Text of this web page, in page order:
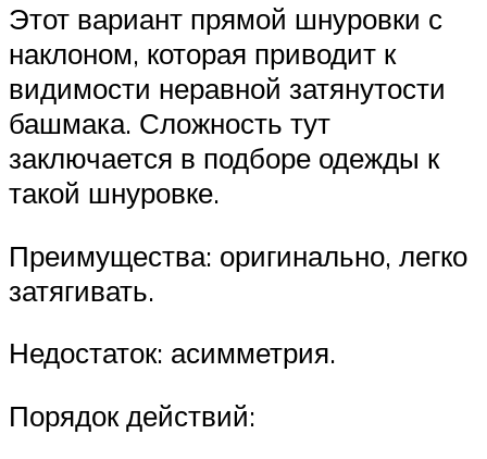
Этот вариант прямой шнуровки с
наклоном, которая приводит к
видимости неравной затянутости
башмака. Сложность тут
заключается в подборе одежды к
такой шнуровке.
Преимущества: оригинально, легко
затягивать.
Недостаток: асимметрия.
Порядок действий: